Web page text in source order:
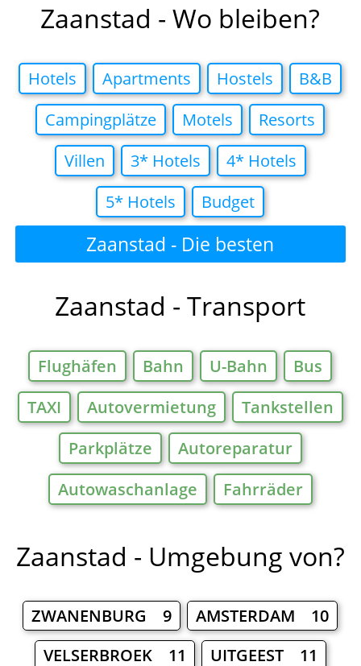
Zaanstad - Wo bleiben?
Hotels Apartments Hostels
B&B
Campingplätze
Motels
Resorts
Villen
3* Hotels
4* Hotels
5* Hotels
Budget
Zaanstad - Die besten
Zaanstad - Transport
Flughäfen Bahn U-Bahn
Bus
TAXI
Autovermietung
Tankstellen
Parkplätze
Autoreparatur
Autowaschanlage
Fahrräder
Zaanstad - Umgebung von?
ZWANENBURG 9
AMSTERDAM 10
VELSERBROEK 11
UITGEEST 11